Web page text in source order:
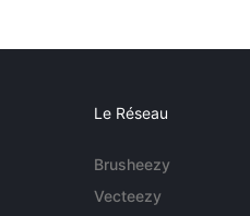
Le Réseau
Brusheezy
Vecteezy